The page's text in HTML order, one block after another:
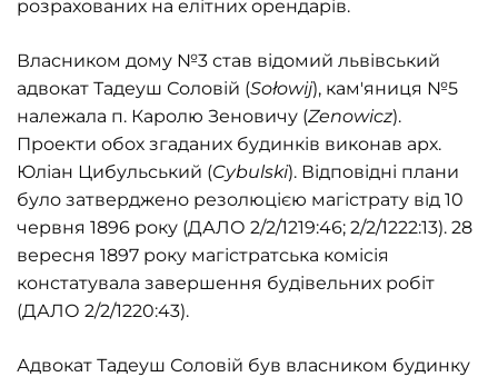
розрахованих на елітних орендарів.
Власником дому №3 став відомий львівський
адвокат Тадеуш Соловій (Sołowij), кам'яниця №5
належала п. Каролю Зеновичу (Zenowicz).
Проекти обох згаданих будинків виконав арх.
Юліан Цибульський (Cybulski). Відповідні плани
було затверджено резолюцією магістрату від 10
червня 1896 року (ДАЛО 2/2/1219:46; 2/2/1222:13). 28
вересня 1897 року магістратська комісія
констатувала завершення будівельних робіт
(ДАЛО 2/2/1220:43).
Адвокат Тадеуш Соловій був власником будинку